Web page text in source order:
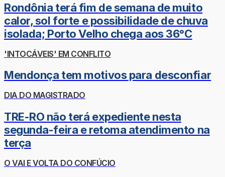
Rondônia terá fim de semana de muito
calor, sol forte e possibilidade de chuva
isolada; Porto Velho chega aos 36°C
'INTOCÁVEIS' EM CONFLITO
Mendonça tem motivos para desconfiar
DIA DO MAGISTRADO
TRE-RO não terá expediente nesta
segunda-feira e retoma atendimento na
terça
O VAI E VOLTA DO CONFÚCIO